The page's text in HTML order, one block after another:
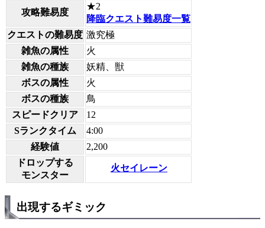
攻略難易度
★2
降臨クエスト難易度一覧
クエストの難易度 激究極
雑魚の属性
火
雑魚の種族
妖精、獣
ボスの属性
火
ボスの種族
鳥
スピードクリア
12
Sランクタイム
4:00
経験値
2,200
ドロップする
モンスター
火セイレーン
出現するギミック